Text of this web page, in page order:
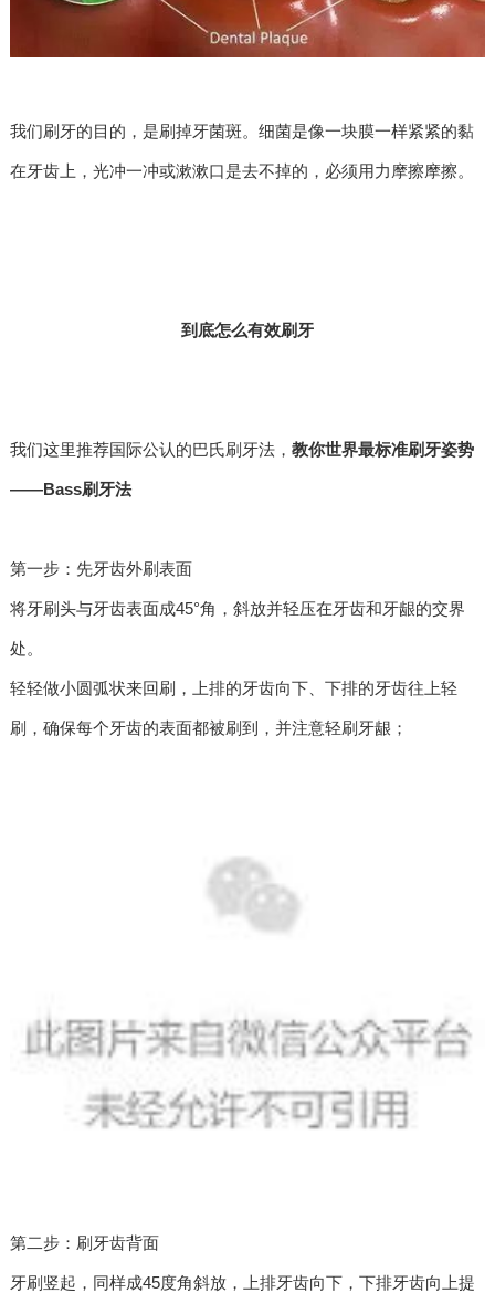
我们刷牙的目的，是刷掉牙菌斑。细菌是像一块膜一样紧紧的黏
在牙齿上，光冲一冲或漱漱口是去不掉的，必须用力摩擦摩擦。
到底怎么有效刷牙
我们这里推荐国际公认的巴氏刷牙法， 教你世界最标准刷牙姿势
——Bass刷牙法
第一步：先牙齿外刷表面
将牙刷头与牙齿表面成45°角，斜放并轻压在牙齿和牙龈的交界
处。
轻轻做小圆弧状来回刷，上排的牙齿向下、下排的牙齿往上轻
刷，确保每个牙齿的表面都被刷到，并注意轻刷牙龈；
第二步：刷牙齿背面
牙刷竖起，同样成45度角斜放，上排牙齿向下，下排牙齿向上提